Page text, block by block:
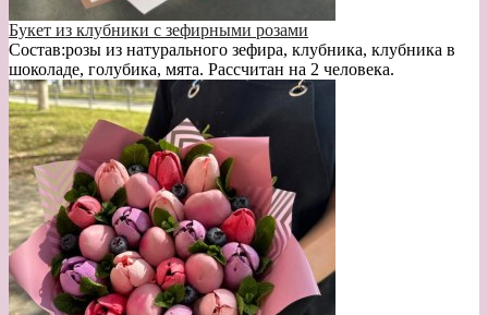
Букет из клубники с зефирными розами
Состав:розы из натурального зефира, клубника, клубника в
шоколаде, голубика, мята. Рассчитан на 2 человека.